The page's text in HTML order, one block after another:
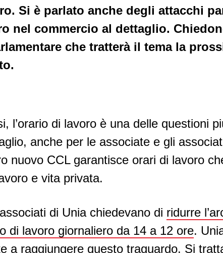
Si è parlato anche degli attacchi
nel commercio al dettaglio.
che tratterà il tema la
l’orario di lavoro è una delle questioni
anche per le associate e gli
nuovo CCL garantisce orari di lavoro
e vita privata.
di Unia chiedevano di ridurre
di lavoro giornaliero da 14 a 12 ore.
a raggiungere questo traguardo. Si